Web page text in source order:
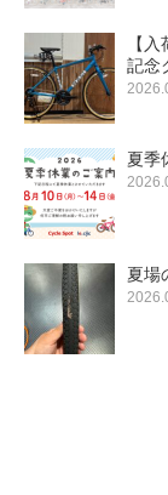
【
記念
夏季
夏場